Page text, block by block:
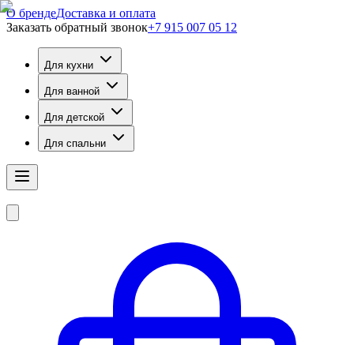
О брендеДоставка и оплата
Заказать обратный звонок+7 915 007 05 12
Для кухни
Для ванной
Для детской
Для спальни